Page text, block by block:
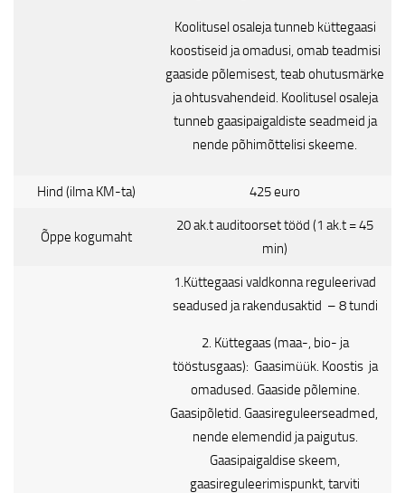
Koolitusel osaleja tunneb küttegaasi
koostiseid ja omadusi, omab teadmisi
gaaside põlemisest, teab ohutusmärke
ja ohtusvahendeid. Koolitusel osaleja
tunneb gaasipaigaldiste seadmeid ja
nende põhimõttelisi skeeme.
Hind (ilma KM-ta) 425 euro
Õppe kogumaht
20ak.t auditoorset tööd (1 ak.t = 45
min)
1.Küttegaasi valdkonna reguleerivad
seadused ja rakendusaktid – 8 tundi
2. Küttegaas (maa-, bio- ja
tööstusgaas): Gaasimüük. Koostis ja
omadused. Gaaside põlemine.
Gaasipõletid. Gaasireguleerseadmed,
nende elemendid ja paigutus.
Gaasipaigaldise skeem,
gaasireguleerimispunkt, tarviti